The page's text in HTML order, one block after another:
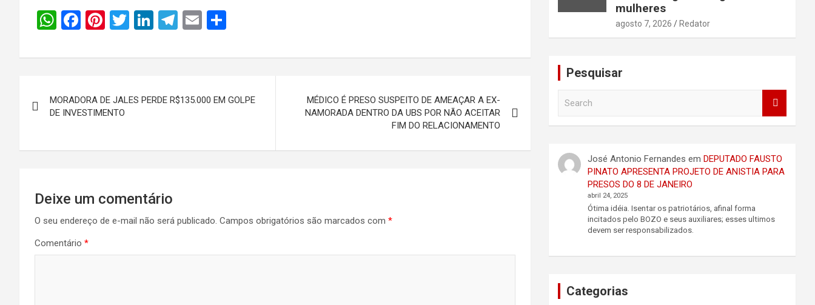
W
at
A
p
F
ce
o
o
Pi
er
t
T
tt
Li
ke
n
T
e
a
E
ail ar
de
MORADORA DE JALES PERDE R$135.000 EM GOLPE
DE INVESTIMENTO
MÉDICO É PRESO SUSPEITO DE AMEAÇAR A EX-
NAMORADA DENTRO DA UBS POR NÃO ACEITAR
FIM DO RELACIONAMENTO
Deixe um comentário
O seu endereço de e-mail não será publicado. Campos obrigatórios são marcados com *
Comentário *
mulheres
agosto 7, 2026 Redator
Pesquisar
h
José Antonio Fernandes emDEPUTADO FAUSTO
PINATO APRESENTA PROJETO DE ANISTIA PARA
PRESOS DO 8 DE JANEIRO
abril 24, 2025
Ótima idéia. Isentar os patriotários, afinal forma
incitados pelo BOZO e seus auxiliares; esses ultimos
devem ser responsabilizados.
Categorias